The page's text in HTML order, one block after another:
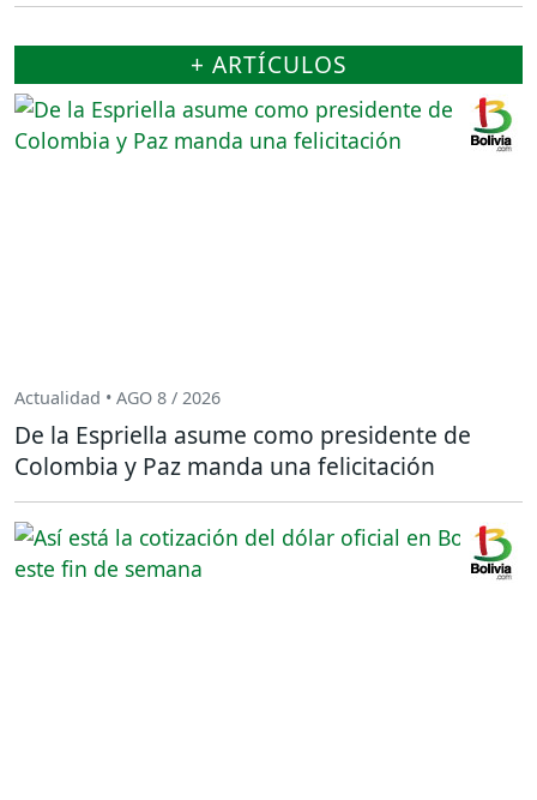
+ ARTÍCULOS
Actualidad • AGO 8 / 2026
De la Espriella asume como presidente de
Colombia y Paz manda una felicitación